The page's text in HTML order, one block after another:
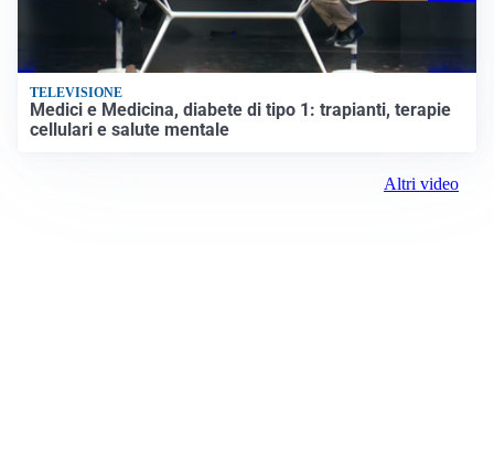
TELEVISIONE
Medici e Medicina, diabete di tipo 1: trapianti, terapie
cellulari e salute mentale
Altri video